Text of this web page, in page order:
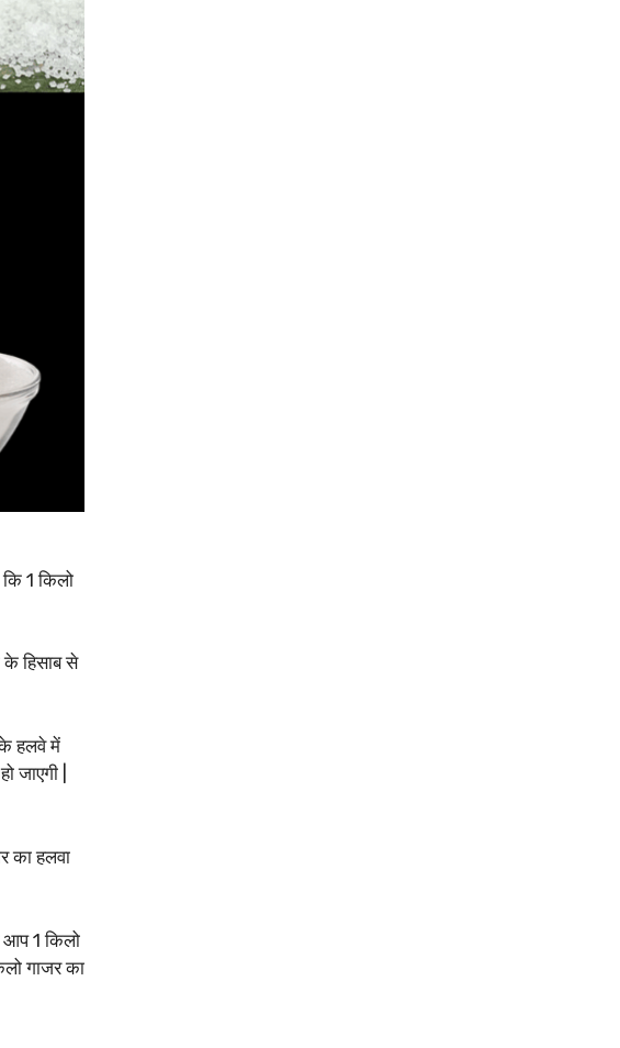
1 किलो
हिसाब से
के हलवे में
जाएगी |
का हलवा
आप 1 किलो
गाजर का